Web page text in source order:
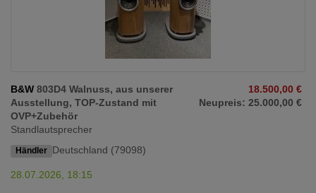
B&W 803D4 Walnuss, aus unserer
Ausstellung, TOP-Zustand mit
OVP+Zubehör
Standlautsprecher
Händler Deutschland (79098)
18.500,00 €
Neupreis: 25.000,00 €
28.07.2026, 18:15